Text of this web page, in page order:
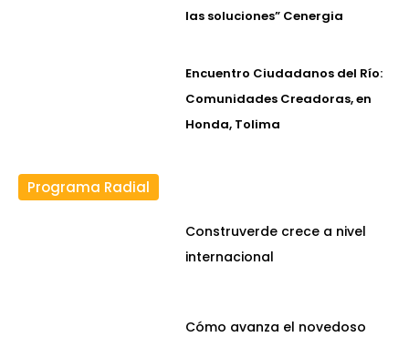
las soluciones” Cenergia
Encuentro Ciudadanos del Río:
Comunidades Creadoras, en
Honda, Tolima
Programa Radial
Construverde crece a nivel
internacional
Cómo avanza el novedoso